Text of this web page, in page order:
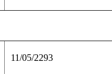
11/05/2293